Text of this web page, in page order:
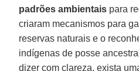
padrões ambientais para
criaram mecanismos para
reservas naturais e o
indígenas de posse
dizer com clareza, exista